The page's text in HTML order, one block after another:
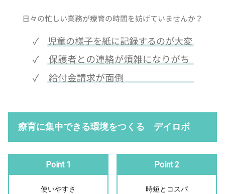
療育に集中できる環境をつくる デイロボ
Point 1
使いやすさ
Point 2
時短とコスパ